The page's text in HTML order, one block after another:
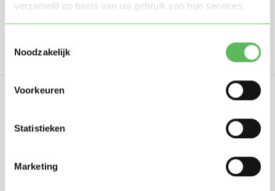
verzameld op basis van uw gebruik van hun services.
Noodzakelijk
Voorkeuren
Statistieken
Marketing
Gratis aanmelden
in 2017, bedoeld om ouders, oppassers en